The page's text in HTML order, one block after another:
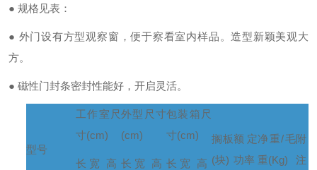
● 规格见表：
● 外门设有方型观察窗，便于察看室内样品。造型新颖美观大
方。
● 磁性门封条密封性能好，开启灵活。
型号
工作室尺
寸(cm)
外型尺寸
(cm)
包装箱尺
寸(cm) 搁板
(块)
额定
功率
净重/毛
重(Kg)
附
注
长 宽
高 长 宽
高 长 宽
高